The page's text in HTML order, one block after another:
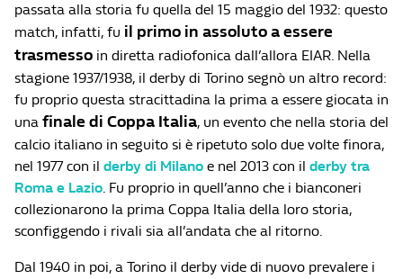
passata alla storia fu quella del 15 maggio del 1932: questo
match, infatti, fu il primo in assoluto a essere
trasmesso in diretta radiofonica dall’allora EIAR. Nella
stagione 1937/1938, il derby di Torino segnò un altro record:
fu proprio questa stracittadina la prima a essere giocata in
una finale di Coppa Italia, un evento che nella storia del
calcio italiano in seguito si è ripetuto solo due volte finora,
nel 1977 con il derby di Milano e nel 2013 con il derby tra
Roma e Lazio. Fu proprio in quell’anno che i bianconeri
collezionarono la prima Coppa Italia della loro storia,
sconfiggendo i rivali sia all’andata che al ritorno.
Dal 1940 in poi, a Torino il derby vide di nuovo prevalere i